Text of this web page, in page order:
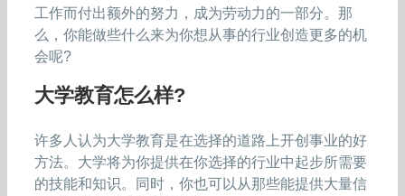
工作而付出额外的努力，成为劳动力的一部分。那
么，你能做些什么来为你想从事的行业创造更多的机
会呢?
大学教育怎么样?
许多人认为大学教育是在选择的道路上开创事业的好
方法。大学将为你提供在你选择的行业中起步所需要
的技能和知识。同时，你也可以从那些能提供大量信